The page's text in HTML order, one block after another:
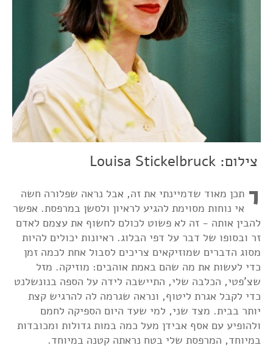
צילום: Louisa Stickelbruck
י תכן מאוד שדמיינתי את זה, אבל נראה שפלורה חשה
אי נוחות מסוימת להגיע לראיון ולסשן במרפסת. אפשר
להבין אותה - זה לא פשוט לכולם לחשוף את עצמם לאדם
זר ובסופו של דבר על דפי הבלוג. ראיונות יכולים להיות
מסוג הדברים שמוזיקאים צריכים לסבול אחת לכמה זמן
כדי לעשות את מה שהם באמת אוהבים: מוזיקה. מזל
שצ'פטי, הכלבה שלי, התיישבה לידה על הספה בנונשלנט
כדי לקבל אגרת ליטוף, ונראה שגרמה לה להרגיש קצת
יותר בבית. מצד שני, למי שעד היום הספיקה לחמם
ולהופיע עם אסף אבידן מעל כמה במות גדולות ומכובדות
במיוחד, המרפסת שלי בטח נראתה קטנה במיוחד.